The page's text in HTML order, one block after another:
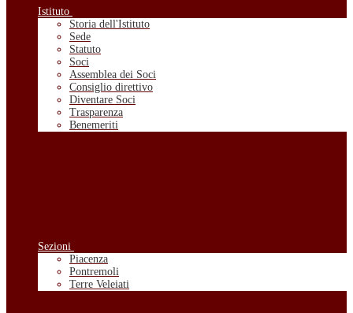
Istituto
Storia dell'Istituto
Sede
Statuto
Soci
Assemblea dei Soci
Consiglio direttivo
Diventare Soci
Trasparenza
Benemeriti
Sezioni
Piacenza
Pontremoli
Terre Veleiati